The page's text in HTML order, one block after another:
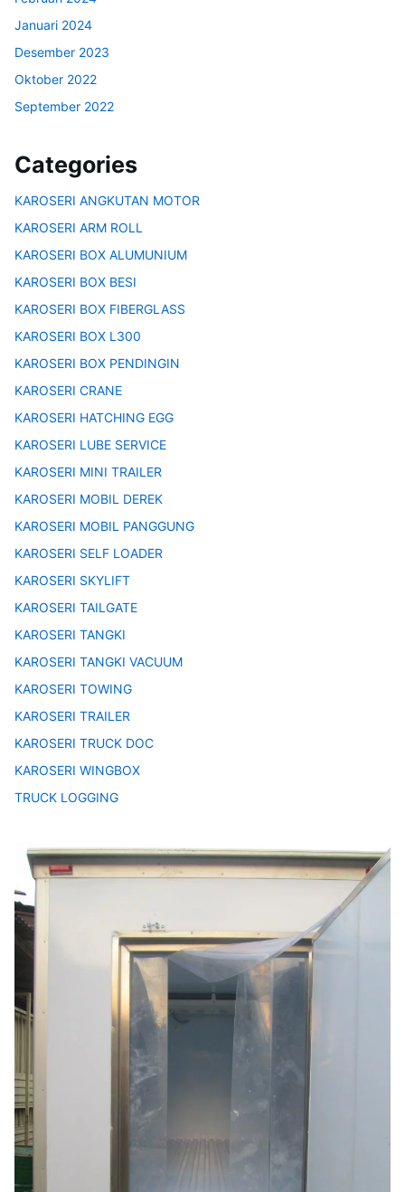
Januari 2024
Desember 2023
Oktober 2022
September 2022
Categories
KAROSERI ANGKUTAN MOTOR
KAROSERI ARM ROLL
KAROSERI BOX ALUMUNIUM
KAROSERI BOX BESI
KAROSERI BOX FIBERGLASS
KAROSERI BOX L300
KAROSERI BOX PENDINGIN
KAROSERI CRANE
KAROSERI HATCHING EGG
KAROSERI LUBE SERVICE
KAROSERI MINI TRAILER
KAROSERI MOBIL DEREK
KAROSERI MOBIL PANGGUNG
KAROSERI SELF LOADER
KAROSERI SKYLIFT
KAROSERI TAILGATE
KAROSERI TANGKI
KAROSERI TANGKI VACUUM
KAROSERI TOWING
KAROSERI TRAILER
KAROSERI TRUCK DOC
KAROSERI WINGBOX
TRUCK LOGGING